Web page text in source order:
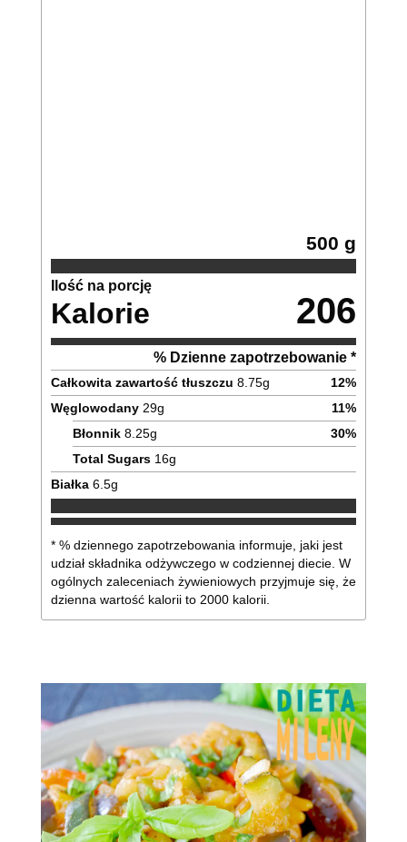
500 g
Ilość na porcję
Kalorie 206
% Dzienne zapotrzebowanie *
Całkowita zawartość tłuszczu 8.75g 12%
Węglowodany 29g 11%
Błonnik 8.25g 30%
Total Sugars 16g
Białka 6.5g
* % dziennego zapotrzebowania informuje, jaki jest
udział składnika odżywczego w codziennej diecie. W
ogólnych zaleceniach żywieniowych przyjmuje się, że
dzienna wartość kalorii to 2000 kalorii.